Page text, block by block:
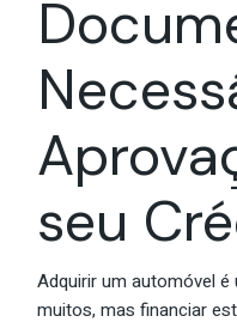
seu
Adquirir um automóvel
muitos, mas financiar